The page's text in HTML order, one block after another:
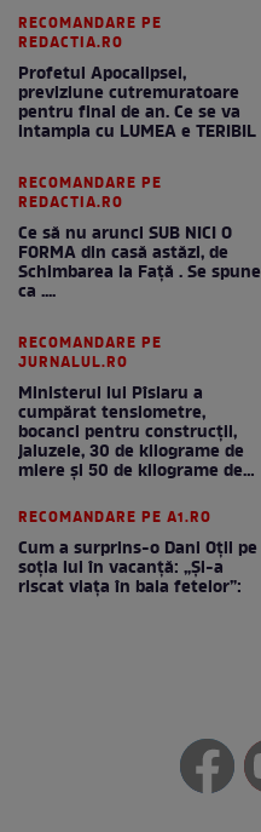
RECOMANDARE PE
REDACTIA.RO
Profetul Apocalipsei,
previziune cutremuratoare
pentru final de an. Ce se va
intampla cu LUMEA e TERIBIL
RECOMANDARE PE
REDACTIA.RO
Ce să nu arunci SUB NICI O
FORMA din casă astăzi, de
Schimbarea la Față . Se spune
ca ....
RECOMANDARE PE
JURNALUL.RO
Ministerul lui Pîslaru a
cumpărat tensiometre,
bocanci pentru construcții,
jaluzele, 30 de kilograme de
miere și 50 de kilograme de
RECOMANDARE PE A1.RO
Cum a surprins-o Dani Oțil pe
soția lui în vacanță: „Și-a
riscat viața în baia fetelor”: